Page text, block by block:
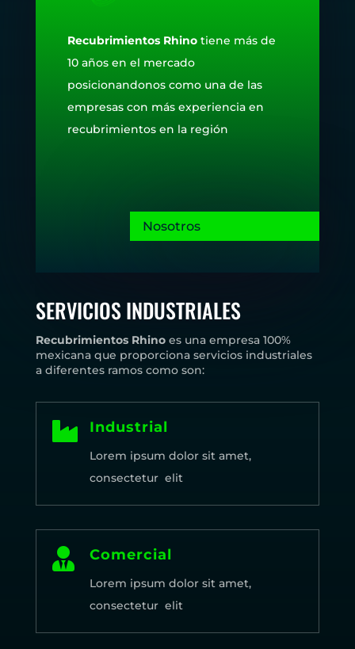
Recubrimientos Rhinotiene más de
10 años en el mercado
posicionandonos como una de las
empresas con más experiencia en
recubrimientos en la región
Nosotros
SERVICIOS INDUSTRIALES
Recubrimientos Rhinoes una empresa 100%
mexicana que proporciona servicios industriales
a diferentes ramos como son:
 Industrial
Lorem ipsum dolor sit amet,
consectetur elit
 Comercial
Lorem ipsum dolor sit amet,
consectetur elit